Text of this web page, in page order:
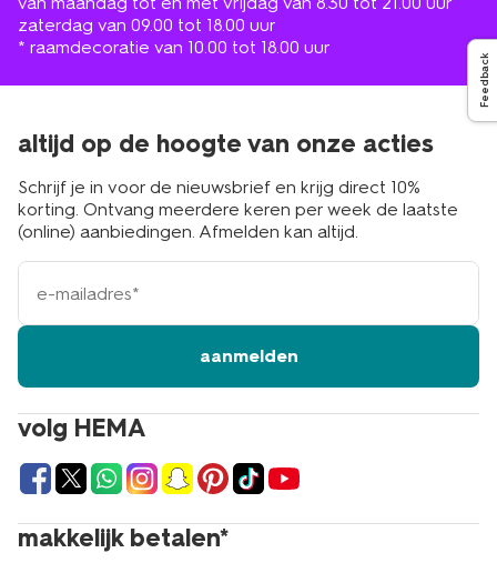
Feedback
zaterdag van 09.00 tot 18.00 uur
* raamdecoratie van 10.00 tot 18.00 uur
volg HEMA
makkelijk betalen*
altijd op de hoogte van onze acties
Schrijf je in voor de nieuwsbrief en krijg direct 10%
korting. Ontvang meerdere keren per week de laatste
(online) aanbiedingen. Afmelden kan altijd.
e-
mailadres
aanmelden